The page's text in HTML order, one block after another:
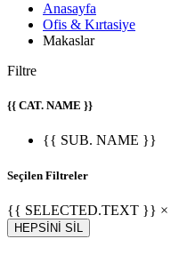
Anasayfa
Ofis & Kırtasiye
Makaslar
Filtre
{{ CAT. NAME }}
{{ SUB. NAME }}
Seçilen Filtreler
{{ SELECTED.TEXT }} ×
HEPSİNİ SİL